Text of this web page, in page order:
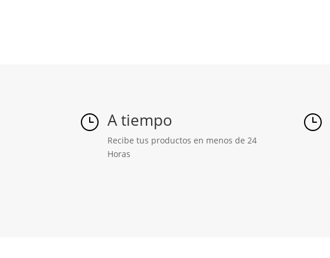
} A tiempo
Recibe tus productos en menos de 24
Horas
}